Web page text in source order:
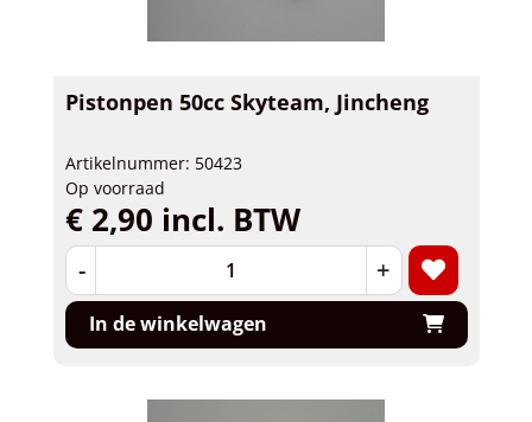
Pistonpen 50cc Skyteam, Jincheng
Artikelnummer: 50423
Op voorraad
€ 2,90 incl. BTW
- +
In de winkelwagen